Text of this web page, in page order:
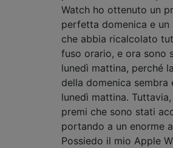
Watch ho ottenuto un
perfetta domenica e un
che abbia ricalcolato
fuso orario, e ora sono
lunedì mattina, perché
della domenica sembra
lunedì mattina.
premi che sono stati
portando a un enorme
Possiedo il mio Apple